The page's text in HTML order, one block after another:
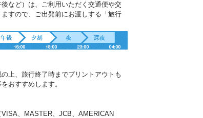
など）は、ご利用いただく交通便や交
すので、ご出発前にお渡しする「旅行
上、旅行終了時までプリントアウトも
おすすめします。
、MASTER、JCB、AMERICAN